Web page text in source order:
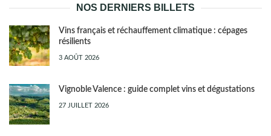
NOS DERNIERS BILLETS
Vins français et réchauffement climatique : cépages
résilients
3 AOÛT 2026
Vignoble Valence : guide complet vins et dégustations
27 JUILLET 2026